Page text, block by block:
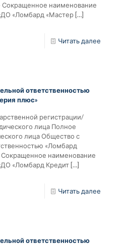
Сокращенное наименование
«Ломбард «Мастер[…]
Читать далее
ответственностью
плюс»
регистрации/
лица Полное
лица Общество с
«Ломбард
наименование
«Ломбард Кредит[…]
Читать далее
ответственностью